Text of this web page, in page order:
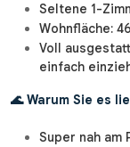
Seltene 1-
Wohnfläche:
Voll
einfach
🌊 Warum Sie es
Super nah am